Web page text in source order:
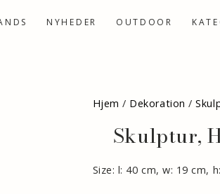
NYHEDER OUTDOOR
INFORMATION
Hjem / Dekoration /
Skulptur,
Size: l: 40 cm, w: 19 cm,